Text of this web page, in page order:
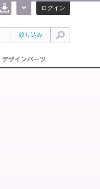
ログイン
絞り込み